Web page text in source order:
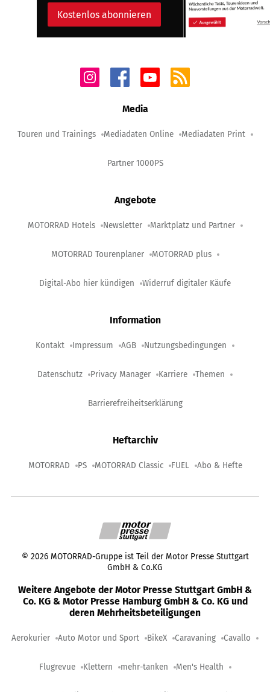
Kostenlos abonnieren
Media
Touren und Trainings Mediadaten Online Mediadaten Print
Partner 1000PS
Angebote
MOTORRAD Hotels Newsletter Marktplatz und Partner
MOTORRAD Tourenplaner MOTORRAD plus
Digital-Abo hier kündigen Widerruf digitaler Käufe
Information
Kontakt Impressum AGB Nutzungsbedingungen
Datenschutz Privacy Manager Karriere Themen
Barrierefreiheitserklärung
Heftarchiv
MOTORRAD PS MOTORRAD Classic FUEL Abo & Hefte
© 2026 MOTORRAD-Gruppe ist Teil der Motor Presse Stuttgart
GmbH & Co.KG
Weitere Angebote der Motor Presse Stuttgart GmbH &
Co. KG & Motor Presse Hamburg GmbH & Co. KG und
deren Mehrheitsbeteiligungen
Aerokurier Auto Motor und Sport BikeX Caravaning Cavallo
Flugrevue Klettern mehr-tanken Men's Health